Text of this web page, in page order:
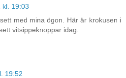
kl. 19:03
med mina ögon. Här är krokusen i
vitsippeknoppar idag.
19:52